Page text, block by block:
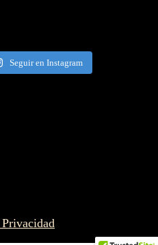
Seguir en Instagram